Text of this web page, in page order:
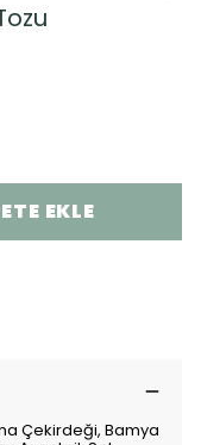
EKLE
Çekirdeği, Bamya